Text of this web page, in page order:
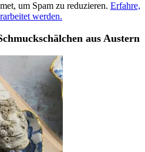
um Spam zu reduzieren. Erfahre,
werden.
aus Austern